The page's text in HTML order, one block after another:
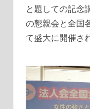
と題しての記念
の懇親会と全国
て盛大に開催さ